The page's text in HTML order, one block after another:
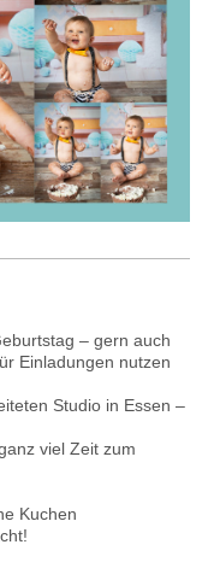
– gern auch
Einladungen nutzen
Studio in Essen –
viel Zeit zum
Kuchen